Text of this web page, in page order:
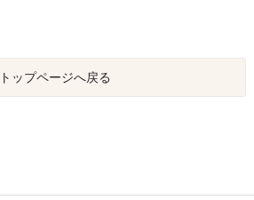
トップページへ戻る